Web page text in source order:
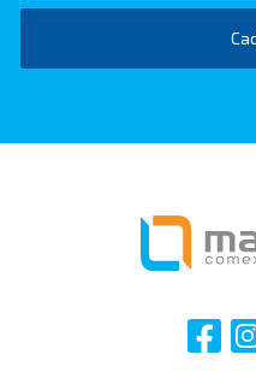
i i